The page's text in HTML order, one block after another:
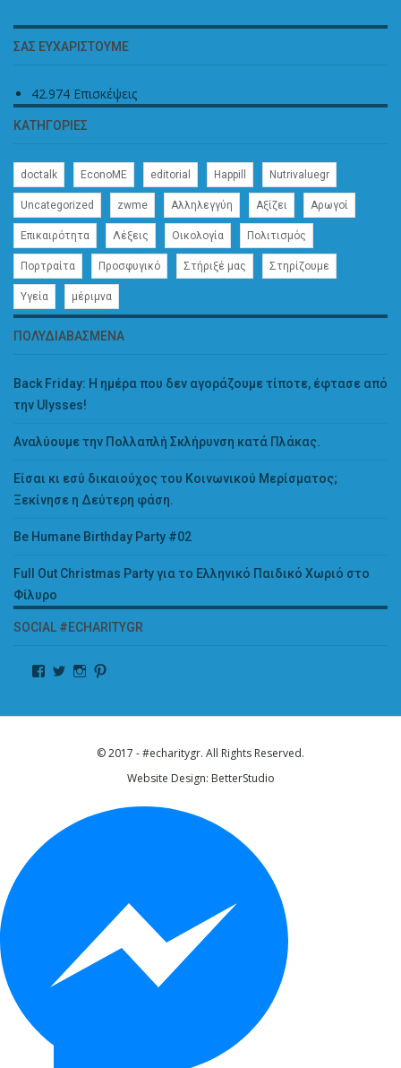
ΣΑΣ ΕΥΧΑΡΙΣΤΟΎΜΕ
42.974 Επισκέψεις
ΚΑΤΗΓΟΡΊΕΣ
doctalk EconoME editorial Happill Nutrivaluegr
Uncategorized zwme Αλληλεγγύη Αξίζει Αρωγοί
Επικαιρότητα Λέξεις Οικολογία Πολιτισμός
Πορτραίτα Προσφυγικό Στήριξέ μας Στηρίζουμε
Υγεία μέριμνα
ΠΟΛΥΔΙΑΒΑΣΜΈΝΑ
Back Friday: H ημέρα που δεν αγοράζουμε τίποτε, έφτασε από
την Ulysses!
Αναλύουμε την Πολλαπλή Σκλήρυνση κατά Πλάκας.
Είσαι κι εσύ δικαιούχος του Κοινωνικού Μερίσματος;
Ξεκίνησε η Δεύτερη φάση.
Be Humane Birthday Party #02
Full Out Christmas Party για το Ελληνικό Παιδικό Χωριό στο
Φίλυρο
SOCIAL #ECHARITYGR
© 2017 - #echaritygr. All Rights Reserved.
Website Design: BetterStudio